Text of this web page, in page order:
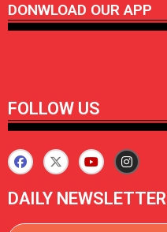
DONWLOAD OUR APP
FOLLOW US
DAILY NEWSLETTER